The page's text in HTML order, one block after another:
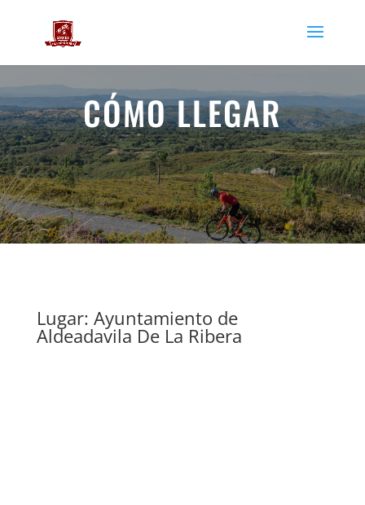
CÓMO LLEGAR
Lugar: Ayuntamiento de
Aldeadavila De La Ribera